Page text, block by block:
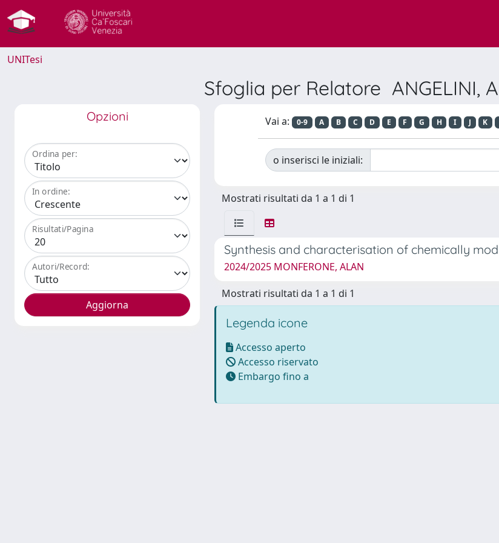
UNITesi
Sfoglia per Relatore ANGELINI,
Opzioni
Ordina per:
In ordine:
Risultati/Pagina
Autori/Record:
Vai a: 0-9 A B C D E F G H I J K
o inserisci le iniziali:
Mostrati risultati da 1 a 1 di 1
Synthesis and characterisation of chemically
2024/2025 MONFERONE, ALAN
Mostrati risultati da 1 a 1 di 1
Legenda icone
Accesso aperto
Accesso riservato
Embargo fino a